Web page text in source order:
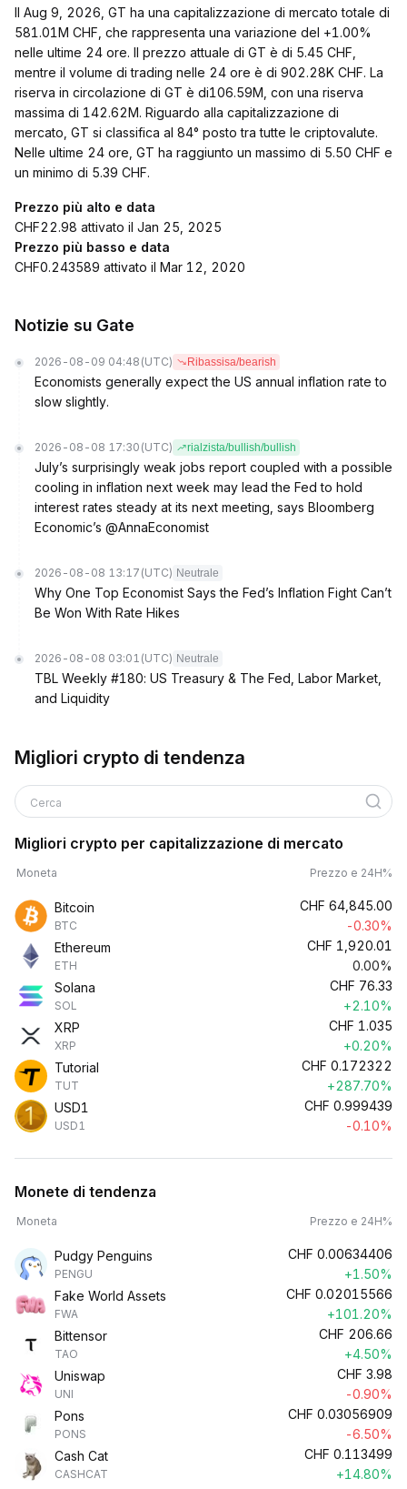
Il Aug 9, 2026, GT ha una capitalizzazione di mercato totale di
581.01M CHF, che rappresenta una variazione del +1.00%
nelle ultime 24 ore. Il prezzo attuale di GT è di 5.45 CHF,
mentre il volume di trading nelle 24 ore è di 902.28K CHF. La
riserva in circolazione di GT è di106.59M, con una riserva
massima di 142.62M. Riguardo alla capitalizzazione di
mercato, GT si classifica al 84° posto tra tutte le criptovalute.
Nelle ultime 24 ore, GT ha raggiunto un massimo di 5.50 CHF e
un minimo di 5.39 CHF.
Prezzo più alto e data
CHF22.98 attivato il Jan 25, 2025
Prezzo più basso e data
CHF0.243589 attivato il Mar 12, 2020
Notizie su Gate
2026-08-09 04:48 (UTC) Ribassisa/bearish
Economists generally expect the US annual inflation rate to
slow slightly.
2026-08-08 17:30 (UTC) rialzista/bullish/bullish
July’s surprisingly weak jobs report coupled with a possible
cooling in inflation next week may lead the Fed to hold
interest rates steady at its next meeting, says Bloomberg
Economic’s @AnnaEconomist
2026-08-08 13:17 (UTC) Neutrale
Why One Top Economist Says the Fed’s Inflation Fight Can’t
Be Won With Rate Hikes
2026-08-08 03:01 (UTC) Neutrale
TBL Weekly #180: US Treasury & The Fed, Labor Market,
and Liquidity
Migliori crypto di tendenza
Cerca
Migliori crypto per capitalizzazione di mercato
Moneta Prezzo e 24H%
Bitcoin
BTC
CHF 64,845.00
-0.30%
Ethereum
ETH
CHF 1,920.01
0.00%
Solana
SOL
CHF 76.33
+2.10%
XRP
XRP
CHF 1.035
+0.20%
Tutorial
TUT
CHF 0.172322
+287.70%
USD1
USD1
CHF 0.999439
-0.10%
Monete di tendenza
Moneta Prezzo e 24H%
Pudgy Penguins
PENGU
CHF 0.00634406
+1.50%
Fake World Assets
FWA
CHF 0.02015566
+101.20%
Bittensor
TAO
CHF 206.66
+4.50%
Uniswap
UNI
CHF 3.98
-0.90%
Pons
PONS
CHF 0.03056909
-6.50%
Cash Cat
CASHCAT
CHF 0.113499
+14.80%